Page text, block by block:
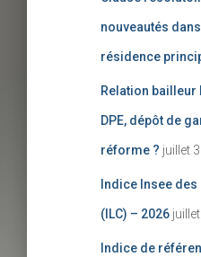
nouveautés
résidence
Relation
DPE, dépôt de
réforme ? juillet
Indice Insee
(ILC) – 2026
Indice de